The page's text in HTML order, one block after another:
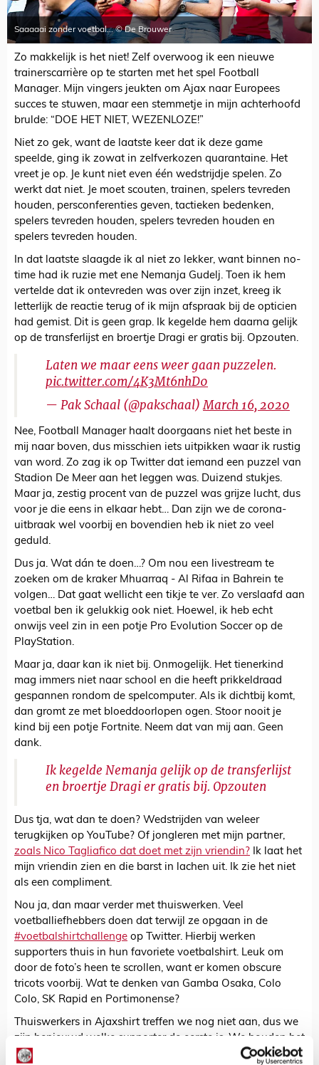
Saaaaai zonder voetbal... © De Brouwer
Zo makkelijk is het niet! Zelf overwoog ik een nieuwe
trainerscarrière op te starten met het spel Football
Manager. Mijn vingers jeukten om Ajax naar Europees
succes te stuwen, maar een stemmetje in mijn achterhoofd
brulde: “DOE HET NIET, WEZENLOZE!”
Niet zo gek, want de laatste keer dat ik deze game
speelde, ging ik zowat in zelfverkozen quarantaine. Het
vreet je op. Je kunt niet even één wedstrijdje spelen. Zo
werkt dat niet. Je moet scouten, trainen, spelers tevreden
houden, persconferenties geven, tactieken bedenken,
spelers tevreden houden, spelers tevreden houden en
spelers tevreden houden.
In dat laatste slaagde ik al niet zo lekker, want binnen no-
time had ik ruzie met ene Nemanja Gudelj. Toen ik hem
vertelde dat ik ontevreden was over zijn inzet, kreeg ik
letterlijk de reactie terug of ik mijn afspraak bij de opticien
had gemist. Dit is geen grap. Ik kegelde hem daarna gelijk
op de transferlijst en broertje Dragi er gratis bij. Opzouten.
Laten we maar eens weer gaan puzzelen.
pic.twitter.com/4K3Mt6nhD0
— Pak Schaal (@pakschaal)March 16, 2020
Nee, Football Manager haalt doorgaans niet het beste in
mij naar boven, dus misschien iets uitpikken waar ik rustig
van word. Zo zag ik op Twitter dat iemand een puzzel van
Stadion De Meer aan het leggen was. Duizend stukjes.
Maar ja, zestig procent van de puzzel was grijze lucht, dus
voor je die eens in elkaar hebt… Dan zijn we de corona-
uitbraak wel voorbij en bovendien heb ik niet zo veel
geduld.
Dus ja. Wat dán te doen…? Om nou een livestream te
zoeken om de kraker Mhuarraq - Al Rifaa in Bahrein te
volgen… Dat gaat wellicht een tikje te ver. Zo verslaafd aan
voetbal ben ik gelukkig ook niet. Hoewel, ik heb echt
onwijs veel zin in een potje Pro Evolution Soccer op de
PlayStation.
Maar ja, daar kan ik niet bij. Onmogelijk. Het tienerkind
mag immers niet naar school en die heeft prikkeldraad
gespannen rondom de spelcomputer. Als ik dichtbij komt,
dan gromt ze met bloeddoorlopen ogen. Stoor nooit je
kind bij een potje Fortnite. Neem dat van mij aan. Geen
dank.
Ik kegelde Nemanja gelijk op de transferlijst
en broertje Dragi er gratis bij. Opzouten
Dus tja, wat dan te doen? Wedstrijden van weleer
terugkijken op YouTube? Of jongleren met mijn partner,
zoals Nico Tagliafico dat doet met zijn vriendin? Ik laat het
mijn vriendin zien en die barst in lachen uit. Ik zie het niet
als een compliment.
Nou ja, dan maar verder met thuiswerken. Veel
voetballiefhebbers doen dat terwijl ze opgaan in de
#voetbalshirtchallenge op Twitter. Hierbij werken
supporters thuis in hun favoriete voetbalshirt. Leuk om
door de foto’s heen te scrollen, want er komen obscure
tricots voorbij. Wat te denken van Gamba Osaka, Colo
Colo, SK Rapid en Portimonense?
Thuiswerkers in Ajaxshirt treffen we nog niet aan, dus we
zijn benieuwd welke supporter de eerste is. We houden het
in de gaten. Net als jullie antwoorden op onze babbelbox-